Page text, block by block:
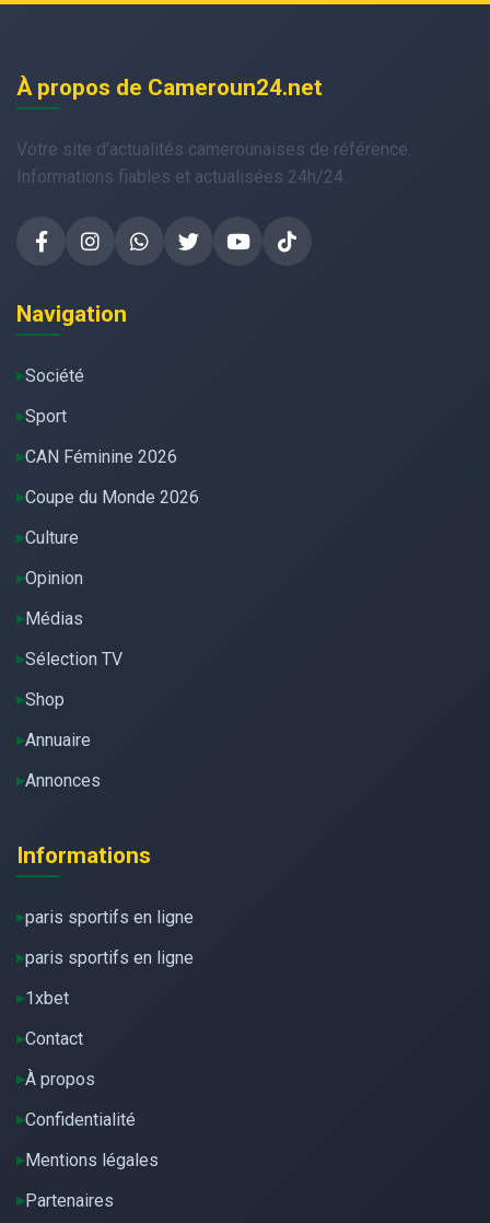
À propos de Cameroun24.net
Votre site d'actualités camerounaises de référence.
Informations fiables et actualisées 24h/24.
Navigation
Société
Sport
CAN Féminine 2026
Coupe du Monde 2026
Culture
Opinion
Médias
Sélection TV
Shop
Annuaire
Annonces
Informations
paris sportifs en ligne
paris sportifs en ligne
1xbet
Contact
À propos
Confidentialité
Mentions légales
Partenaires